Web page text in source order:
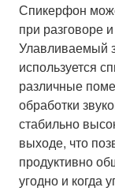
Спикерфон
при разговоре
Улавливаемый
используется
различные
обработки
стабильно
выходе, что
продуктивно
угодно и когда